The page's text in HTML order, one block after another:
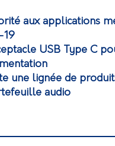
aux applications
19
USB Type C
une lignée de
audio